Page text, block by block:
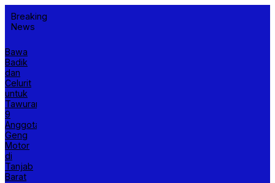
Breaking
News
Bawa
Badik
dan
Celurit
untuk
Tawuran,
9
Anggota
Geng
Motor
di
Tanjab
Barat